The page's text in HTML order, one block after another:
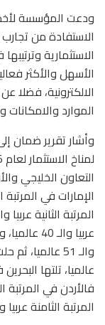
ودعت المؤسسة لأخذ
الاستفادة من
الاستثمارية
الأسهل والأكثر
الالكترونية، فضلا
الموارد والامكانات
وأشار تقرير ضمان
التعاون الخليجي
عربيا
المرتبة الثامنة عربيا والـ 75